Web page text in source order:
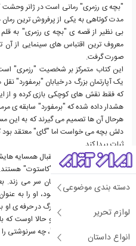
دسته بندی موضوعی
لوازم تحریر
انواع داستان
"بچه ی رزمری" رمانی است در ژانر وحشت
مدت کوتاهی به یکی از پرفروش ترین
بی نظیر از قصه ی "بچه ی رزمری" به قلم
معروف ترین اقتباس های سینمایی از آن
صورت گرفت.
این کتاب متمرکز بر شخصیت "رزمری"
یک آپارتمان بزرگ در خیابان "برمفورد"
که فقط نقش های کوچکی بازی کرده و از
هشدار داده شده که "برمفورد" سابقه ی
هرحال آن ها تصمیم می گیرند که به این
دلش بچه می خواست اما "گای" معتقد بود
ثبات پیدا کند.
آن ها خیلی زود مورد استقبال همسایه
میانسال با نام آقا و خانم "کاستوت"
یابد اما "گای"مرتب به آنان سر می
عجیبی دچار حادثه می شود، او را به
این اتفاق یک پیشرفت بزرگ در حرفه ی او
نظر او نیز تغییر می کند و حالا اوست که
اینک باید دید "آیرا لوین"، چه سرنوشتی